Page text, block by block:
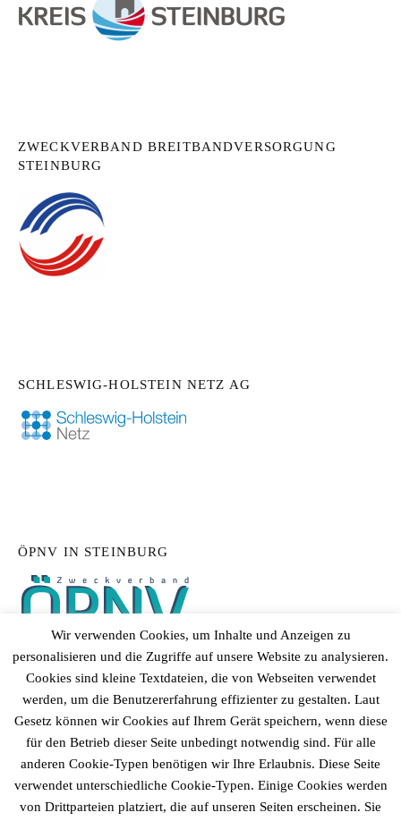
ZWECKVERBAND BREITBANDVERSORGUNG
STEINBURG
SCHLESWIG-HOLSTEIN NETZ AG
ÖPNV IN STEINBURG
© 2026Gemeinde Fitzbek
Wir verwenden Cookies, um Inhalte und Anzeigen zu
personalisieren und die Zugriffe auf unsere Website zu analysieren.
Cookies sind kleine Textdateien, die von Webseiten verwendet
werden, um die Benutzererfahrung effizienter zu gestalten. Laut
Gesetz können wir Cookies auf Ihrem Gerät speichern, wenn diese
für den Betrieb dieser Seite unbedingt notwendig sind. Für alle
anderen Cookie-Typen benötigen wir Ihre Erlaubnis. Diese Seite
verwendet unterschiedliche Cookie-Typen. Einige Cookies werden
von Drittparteien platziert, die auf unseren Seiten erscheinen. Sie